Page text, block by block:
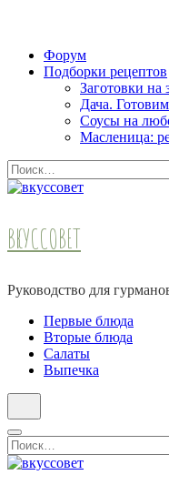
Skip
Форум
Подборки рецептов
Заготовки на
Дача.
Соусы на
Масленица:
Найти:
ВКУССОВЕТ
Руководство для
Первые блюда
Вторые блюда
Салаты
Выпечка
Найти: